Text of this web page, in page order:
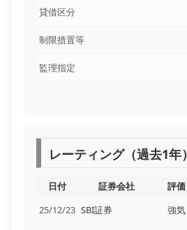
貸借区分
制限措置等
監理指定
レーティング（過去1年）
日付 証券会社 評価
25/12/23 SBI証券 強気